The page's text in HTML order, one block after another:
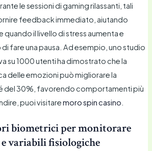
le sessioni di gaming rilassanti, tali
feedback immediato, aiutando
quando il livello di stress aumenta e
fare una pausa. Ad esempio, uno studio
su 1000 utenti ha dimostrato che la
delle emozioni può migliorare la
del 30%, favorendo comportamenti più
puoi visitaremoro spin casino
biometrici per monitorare
variabili fisiologiche